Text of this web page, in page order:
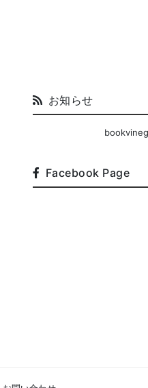
お知らせ
Facebook Page